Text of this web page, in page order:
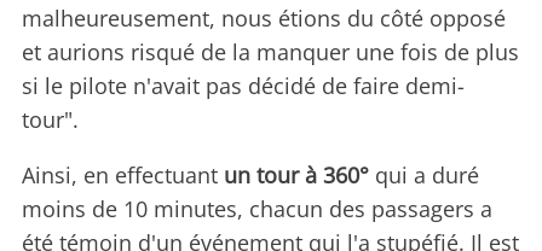
malheureusement, nous étions du côté opposé
et aurions risqué de la manquer une fois de plus
si le pilote n'avait pas décidé de faire demi-
tour".
Ainsi, en effectuant un tour à 360° qui a duré
moins de 10 minutes, chacun des passagers a
été témoin d'un événement qui l'a stupéfié. Il est